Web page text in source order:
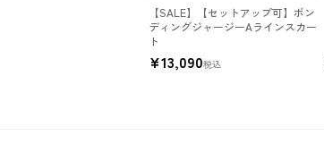
【SALE】【セットアップ可】ボン
ディングジャージーAラインスカー
ト
¥13,090税込